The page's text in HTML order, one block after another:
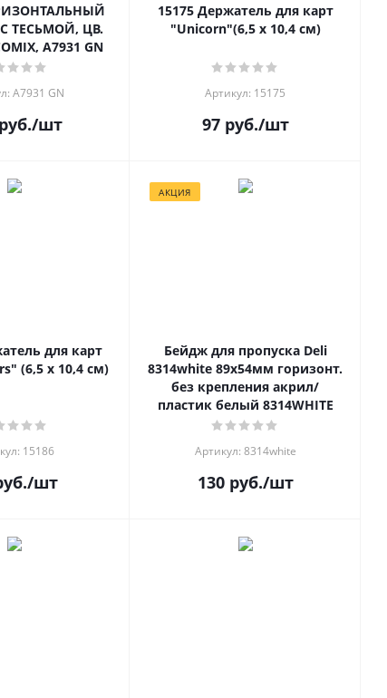
ТЕСЬМОЙ, ЦВ.
A7931 GN
A7931 GN
/шт
15175 Держатель для карт
"Unicorn"(6,5 х 10,4 см)
Артикул: 15175
97руб./шт
для карт
(6,5 х 10,4 см)
15186
/шт
АКЦИЯ
Бейдж для пропуска Deli
8314white 89x54мм горизонт.
без крепления акрил/
пластик белый 8314WHITE
Артикул: 8314white
130руб./шт